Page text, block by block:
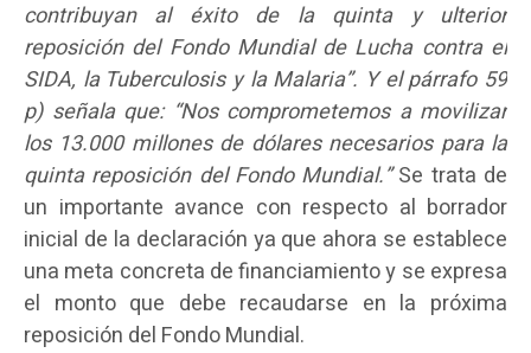
contribuyan al éxito de la quinta y ulterior
reposición del Fondo Mundial de Lucha contra el
SIDA, la Tuberculosis y la Malaria”. Y el párrafo 59
p) señala que: “Nos comprometemos a movilizar
los 13.000 millones de dólares necesarios para la
quinta reposición del Fondo Mundial.”Se trata de
un importante avance con respecto al borrador
inicial de la declaración ya que ahora se establece
una meta concreta de financiamiento y se expresa
el monto que debe recaudarse en la próxima
reposición del Fondo Mundial.